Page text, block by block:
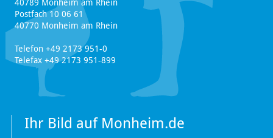
40789 Monheim am Rhein
Postfach 10 06 61
40770 Monheim am Rhein
Telefon +49 2173 951-0
Telefax +49 2173 951-899
Ihr Bild auf Monheim.de